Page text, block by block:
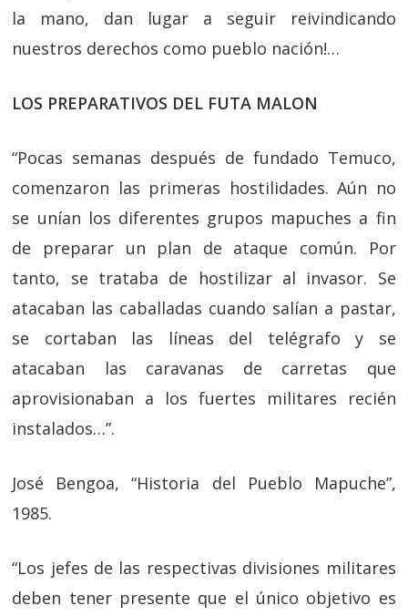
la mano, dan lugar a seguir reivindicando
nuestros derechos como pueblo nación!…
LOS PREPARATIVOS DEL FUTA MALON
“Pocas semanas después de fundado Temuco,
comenzaron las primeras hostilidades. Aún no
se unían los diferentes grupos mapuches a fin
de preparar un plan de ataque común. Por
tanto, se trataba de hostilizar al invasor. Se
atacaban las caballadas cuando salían a pastar,
se cortaban las líneas del telégrafo y se
atacaban las caravanas de carretas que
aprovisionaban a los fuertes militares recién
instalados…”.
José Bengoa, “Historia del Pueblo Mapuche”,
1985.
“Los jefes de las respectivas divisiones militares
deben tener presente que el único objetivo es